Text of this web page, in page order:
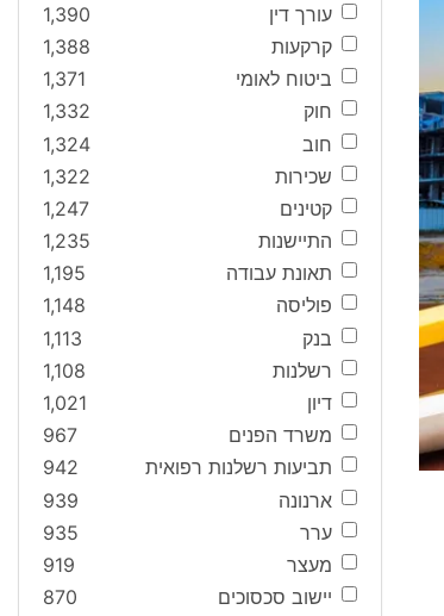
עורך דין
1,390
קרקעות
1,388
ביטוח לאומי
1,371
חוק
1,332
חוב
1,324
שכירות
1,322
קטינים
1,247
התיישנות
1,235
תאונת עבודה
1,195
פוליסה
1,148
בנק
1,113
רשלנות
1,108
דיון
1,021
משרד הפנים
967
תביעות רשלנות רפואית
942
ארנונה
939
ערר
935
מעצר
919
יישוב סכסוכים
870